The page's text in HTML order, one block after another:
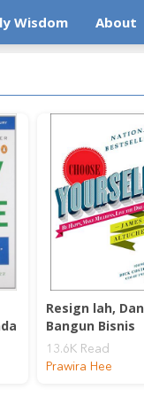
Wisdom About
Resign lah, Dan
Bangun Bisnis
Impian Anda
13.6K Read
Prawira Hee